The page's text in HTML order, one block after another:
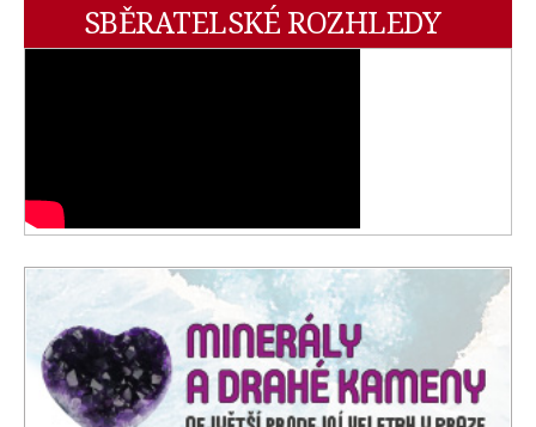
SBĚRATELSKÉ ROZHLEDY